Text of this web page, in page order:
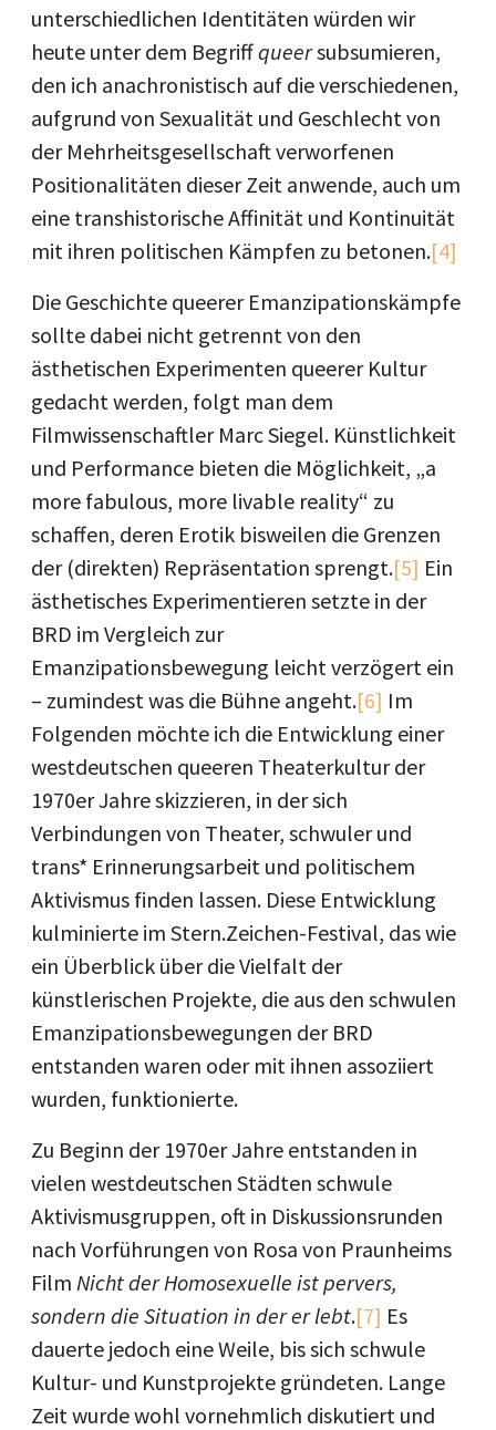
unterschiedlichen Identitäten würden wir
heute unter dem Begriffqueersubsumieren,
den ich anachronistisch auf die verschiedenen,
aufgrund von Sexualität und Geschlecht von
der Mehrheitsgesellschaft verworfenen
Positionalitäten dieser Zeit anwende, auch um
eine transhistorische Affinität und Kontinuität
mit ihren politischen Kämpfen zu betonen.[4]
Die Geschichte queerer Emanzipationskämpfe
sollte dabei nicht getrennt von den
ästhetischen Experimenten queerer Kultur
gedacht werden, folgt man dem
Filmwissenschaftler Marc Siegel. Künstlichkeit
und Performance bieten die Möglichkeit, „a
more fabulous, more livable reality“ zu
schaffen, deren Erotik bisweilen die Grenzen
der (direkten) Repräsentation sprengt.[5] Ein
ästhetisches Experimentieren setzte in der
BRD im Vergleich zur
Emanzipationsbewegung leicht verzögert ein
– zumindest was die Bühne angeht.[6] Im
Folgenden möchte ich die Entwicklung einer
westdeutschen queeren Theaterkultur der
1970er Jahre skizzieren, in der sich
Verbindungen von Theater, schwuler und
trans* Erinnerungsarbeit und politischem
Aktivismus finden lassen. Diese Entwicklung
kulminierte im Stern.Zeichen-Festival, das wie
ein Überblick über die Vielfalt der
künstlerischen Projekte, die aus den schwulen
Emanzipationsbewegungen der BRD
entstanden waren oder mit ihnen assoziiert
wurden, funktionierte.
Zu Beginn der 1970er Jahre entstanden in
vielen westdeutschen Städten schwule
Aktivismusgruppen, oft in Diskussionsrunden
nach Vorführungen von Rosa von Praunheims
Film Nicht der Homosexuelle ist pervers,
sondern die Situation in der er lebt.[7] Es
dauerte jedoch eine Weile, bis sich schwule
Kultur- und Kunstprojekte gründeten. Lange
Zeit wurde wohl vornehmlich diskutiert und